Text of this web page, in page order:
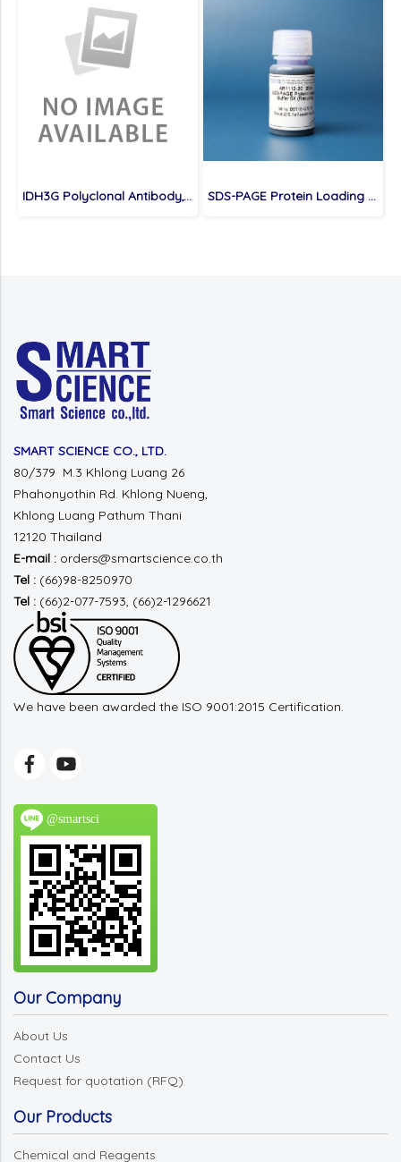
IDH3G Polyclonal Antibody,100μl SDS-PAGE Protein Loading Buffer 5X (Reducing)
SMART SCIENCE CO., LTD.
80/379 M.3 Khlong Luang 26
Phahonyothin Rd. Khlong Nueng,
Khlong Luang Pathum Thani
12120 Thailand
E-mail : orders@smartscience.co.th
Tel : (66)98-8250970
Tel : (66)2-077-7593, (66)2-1296621
We have been awarded the ISO 9001:2015 Certification.
@smartsci
Our Company
About Us
Contact Us
Request for quotation (RFQ)
Our Products
Chemical and Reagents